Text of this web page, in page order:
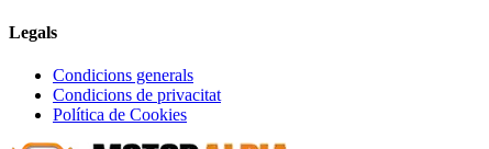
Legals
Condicions generals
Condicions de privacitat
Política de Cookies